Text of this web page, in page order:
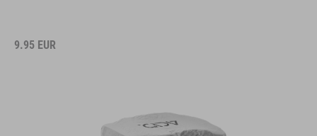
9.95 EUR